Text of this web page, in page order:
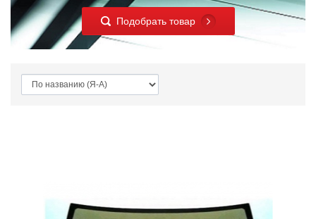
Подобрать товар